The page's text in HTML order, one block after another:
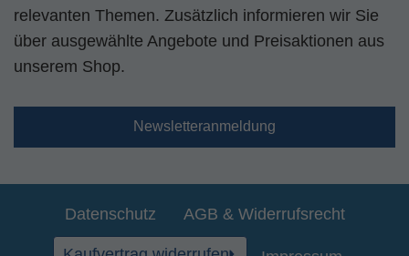
relevanten Themen. Zusätzlich informieren wir Sie
über ausgewählte Angebote und Preisaktionen aus
unserem Shop.
Newsletteranmeldung
Datenschutz AGB & Widerrufsrecht